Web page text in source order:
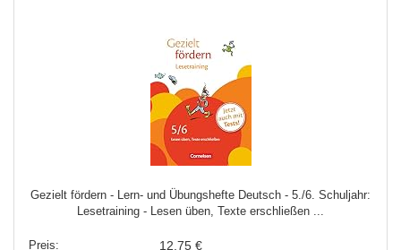
Gezielt fördern - Lern- und Übungshefte Deutsch - 5./6. Schuljahr:
Lesetraining - Lesen üben, Texte erschließen ...
12,75 €